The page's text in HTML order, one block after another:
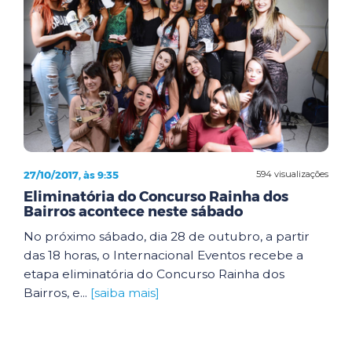
594 visualizações
27/10/2017, às 9:35
Eliminatória do Concurso Rainha dos
Bairros acontece neste sábado
No próximo sábado, dia 28 de outubro, a partir
das 18 horas, o Internacional Eventos recebe a
etapa eliminatória do Concurso Rainha dos
Bairros, e... [saiba mais]